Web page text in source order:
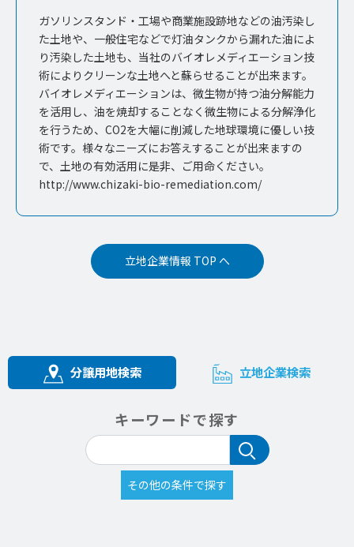
ガソリンスタンド・工場や商業施設跡地などの油汚染し
た土地や、一般住宅などで灯油タンクから漏れた油によ
り汚染した土地も、当社のバイオレメディエーション技
術によりクリーンな土地へと蘇らせることが出来ます。
バイオレメディエーションは、微生物が持つ油分解能力
を活用し、油を焼却することなく微生物による分解浄化
を行うため、CO2を大幅に削減した地球環境に優しい技
術です。様々なニーズにお答えすることが出来ますの
で、土地の有効活用に是非、ご用命ください。
http://www.chizaki-bio-remediation.com/
立地企業情報 TOP へ
分譲用地検索 立地企業検索
キーワードで探す